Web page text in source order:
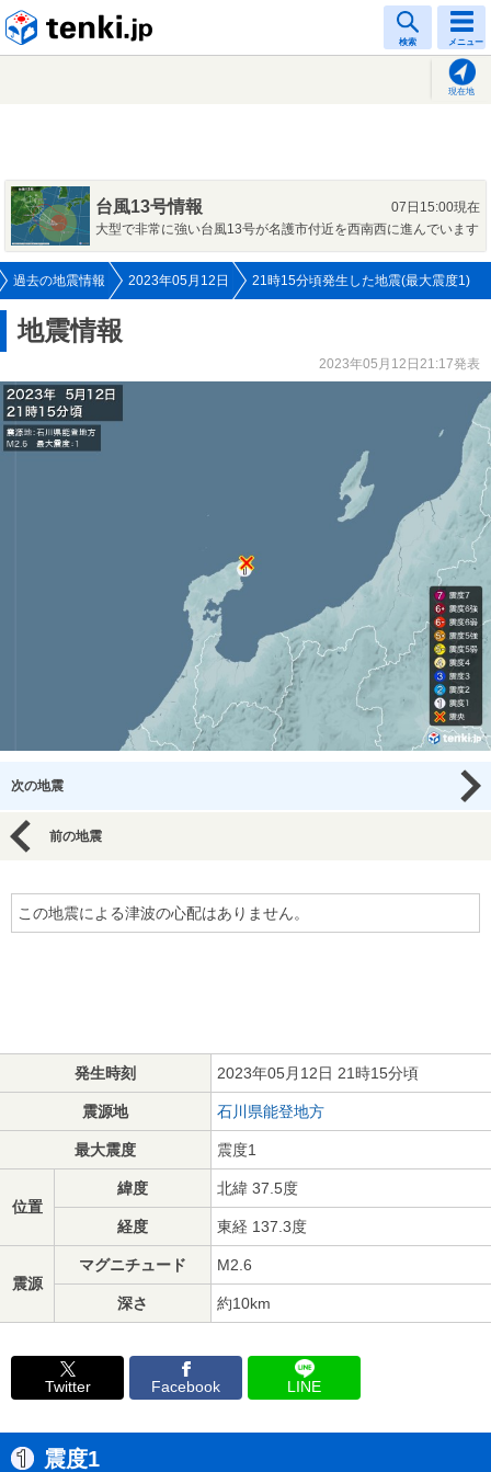
検索 メニュー
現在地
台風13号情報
07日15:00現在
大型で非常に強い台風13号が名護市付近を西南西に進んでいます
過去の地震情報 2023年05月12日 21時15分頃発生した地震(最大震度1)
地震情報
2023年05月12日21:17発表
次の地震
前の地震
この地震による津波の心配はありません。
発生時刻 2023年05月12日 21時15分頃
震源地 石川県能登地方
最大震度 震度1
位置
緯度 北緯 37.5度
経度 東経 137.3度
震源
マグニチュード M2.6
深さ 約10km
Twitter Facebook LINE
震度1